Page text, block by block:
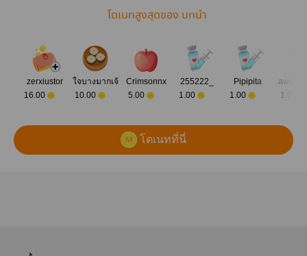
โดเนทสูงสุดของ บทนำ
zerxiustor
16.00
ใจบางมากเจ้
10.00
Crimsonnx
5.00
255222_
1.00
Pipipita
1.00
1.00
โดเนทที่นี่